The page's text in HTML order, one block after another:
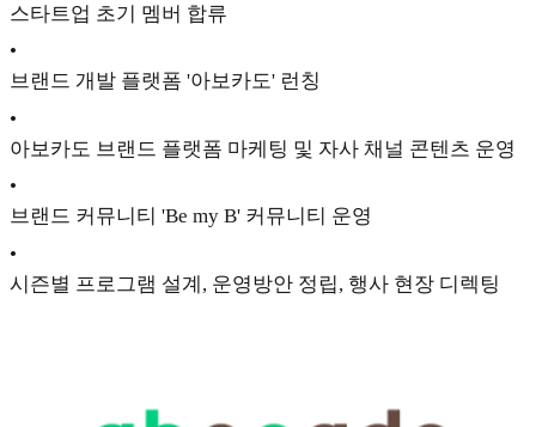
스타트업 초기 멤버 합류
•
브랜드 개발 플랫폼 '아보카도' 런칭
•
아보카도 브랜드 플랫폼 마케팅 및 자사 채널 콘텐츠 운영
•
브랜드 커뮤니티 'Be my B' 커뮤니티 운영
•
시즌별 프로그램 설계, 운영방안 정립, 행사 현장 디렉팅